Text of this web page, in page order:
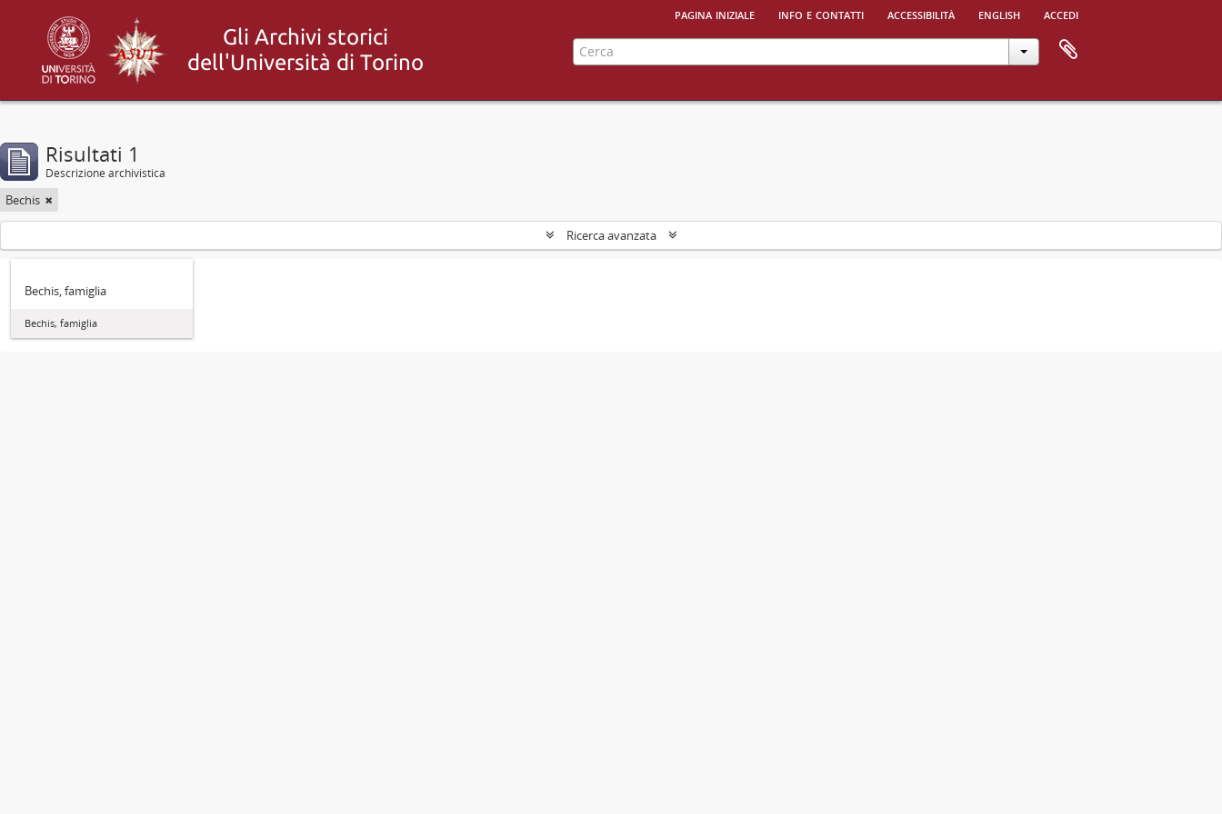
pagina iniziale info e contatti accessibilità english accedi
Risultati 1
Descrizione archivistica
Bechis
Ricerca avanzata
Bechis, famiglia
Bechis, famiglia